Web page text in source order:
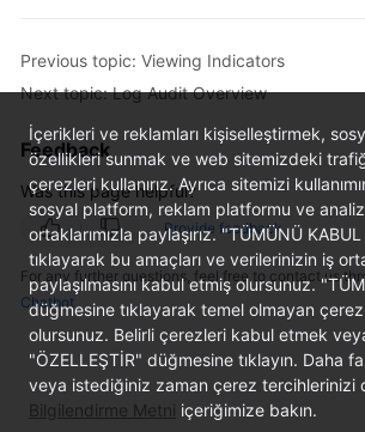
User
Best
Practices
API
Reference
FAQs
More
Documents
Previous topic: Viewing Indicators
Next topic: Log Audit Overview
Feedback
Was this page helpful?
Provide feedback
For any further questions, feel free to contact us
Chatbot
İçerikleri ve reklamları kişiselleştirmek,
özellikleri sunmak ve web sitemizdeki
çerezleri kullanırız. Ayrıca sitemizi
sosyal platform, reklam platformu ve
ortaklarımızla paylaşırız. "TÜMÜNÜ
tıklayarak bu amaçları ve verilerinizin iş
paylaşılmasını kabul etmiş olursunuz.
düğmesine tıklayarak temel olmayan
olursunuz. Belirli çerezleri kabul etmek
"ÖZELLEŞTİR" düğmesine tıklayın. Daha
veya istediğiniz zaman çerez tercihlerinizi
Bilgilendirme Metni içeriğimize bakın.